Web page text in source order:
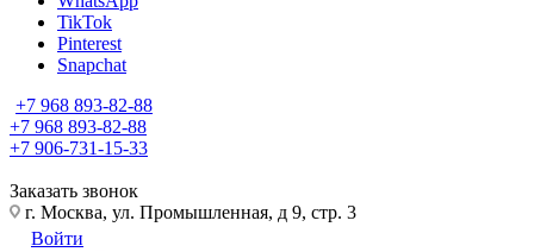
TikTok
Pinterest
Snapchat
+7 968 893-82-88
+7 968 893-82-88
+7 906-731-15-33
Заказать звонок
г. Москва, ул. Промышленная, д 9, стр. 3
Войти